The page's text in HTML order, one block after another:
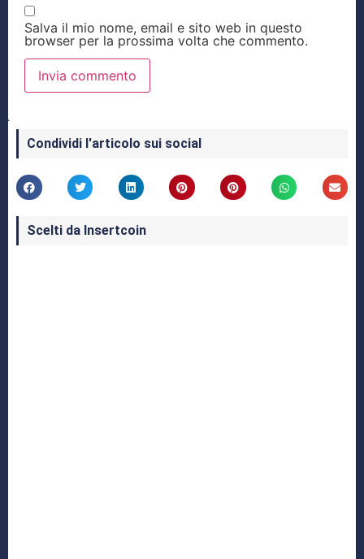
Salva il mio nome, email e sito web in questo
browser per la prossima volta che commento.
Condividi l'articolo sui social
Scelti da Insertcoin